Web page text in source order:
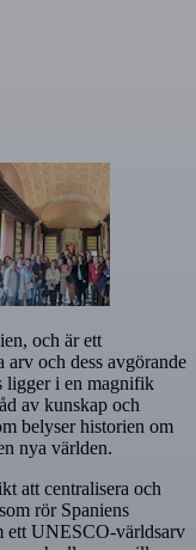
och är ett
arv och dess avgörande
ligger i en magnifik
av kunskap och
belyser historien om
nya världen.
att centralisera och
rör Spaniens
ett UNESCO-världsarv